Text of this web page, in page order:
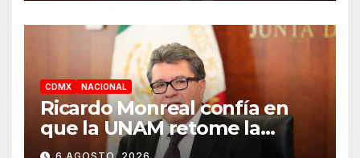
CDMX NACIONAL
Ricardo Monreal confía en
que la UNAM retome la
normalidad e inicie el